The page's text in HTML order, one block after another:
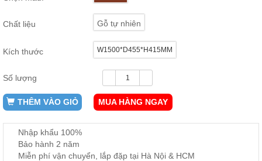
Ăn
ghế
bếp
Nội
Thất
Ban
Công,
Vườn
Chất liệu Gỗ tự nhiên
Kích thước W1500*D455*H415MM
Số lượng
THÊM VÀO GIỎ MUA HÀNG NGAY
Nhập khẩu 100%
Bảo hành 2 năm
Miễn phí vận chuyển, lắp đặp tại Hà Nội & HCM